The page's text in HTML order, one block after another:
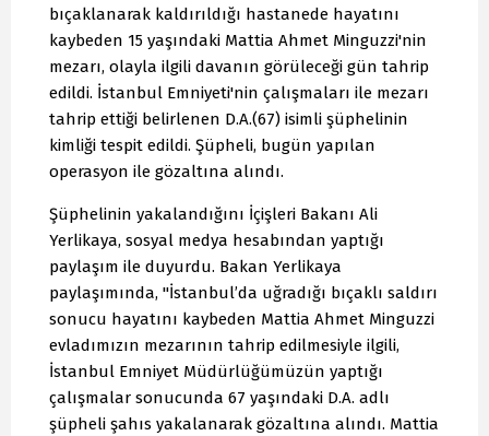
bıçaklanarak kaldırıldığı hastanede hayatını
kaybeden 15 yaşındaki Mattia Ahmet Minguzzi'nin
mezarı, olayla ilgili davanın görüleceği gün tahrip
edildi. İstanbul Emniyeti'nin çalışmaları ile mezarı
tahrip ettiği belirlenen D.A.(67) isimli şüphelinin
kimliği tespit edildi. Şüpheli, bugün yapılan
operasyon ile gözaltına alındı.
Şüphelinin yakalandığını İçişleri Bakanı Ali
Yerlikaya, sosyal medya hesabından yaptığı
paylaşım ile duyurdu. Bakan Yerlikaya
paylaşımında, "İstanbul’da uğradığı bıçaklı saldırı
sonucu hayatını kaybeden Mattia Ahmet Minguzzi
evladımızın mezarının tahrip edilmesiyle ilgili,
İstanbul Emniyet Müdürlüğümüzün yaptığı
çalışmalar sonucunda 67 yaşındaki D.A. adlı
şüpheli şahıs yakalanarak gözaltına alındı. Mattia